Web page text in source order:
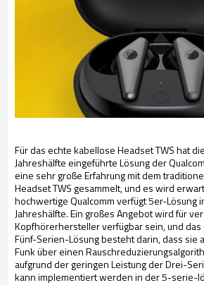
Für das echte kabellose Headset TWS hat
Jahreshälfte eingeführte Lösung der
eine sehr große Erfahrung mit dem
Headset TWS gesammelt, und es wird
hochwertige Qualcomm verfügt 5er-Lösung
Jahreshälfte. Ein großes Angebot wird für
Kopfhörerhersteller verfügbar sein, und
Fünf-Serien-Lösung besteht darin, dass sie
Funk über einen
aufgrund der geringen Leistung der Drei-
kann implementiert werden in der 5-serie-